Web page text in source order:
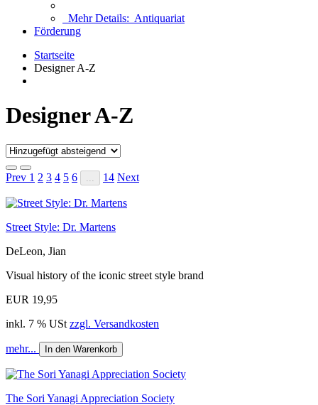
Mehr Details: Antiquariat
Förderung
Startseite
Designer A-Z
Designer A-Z
Prev 1 2 3 4 5 6 14 Next
Street Style: Dr. Martens
DeLeon, Jian
Visual history of the iconic street style brand
EUR 19,95
inkl. 7 % USt zzgl. Versandkosten
mehr... In den Warenkorb
The Sori Yanagi Appreciation Society